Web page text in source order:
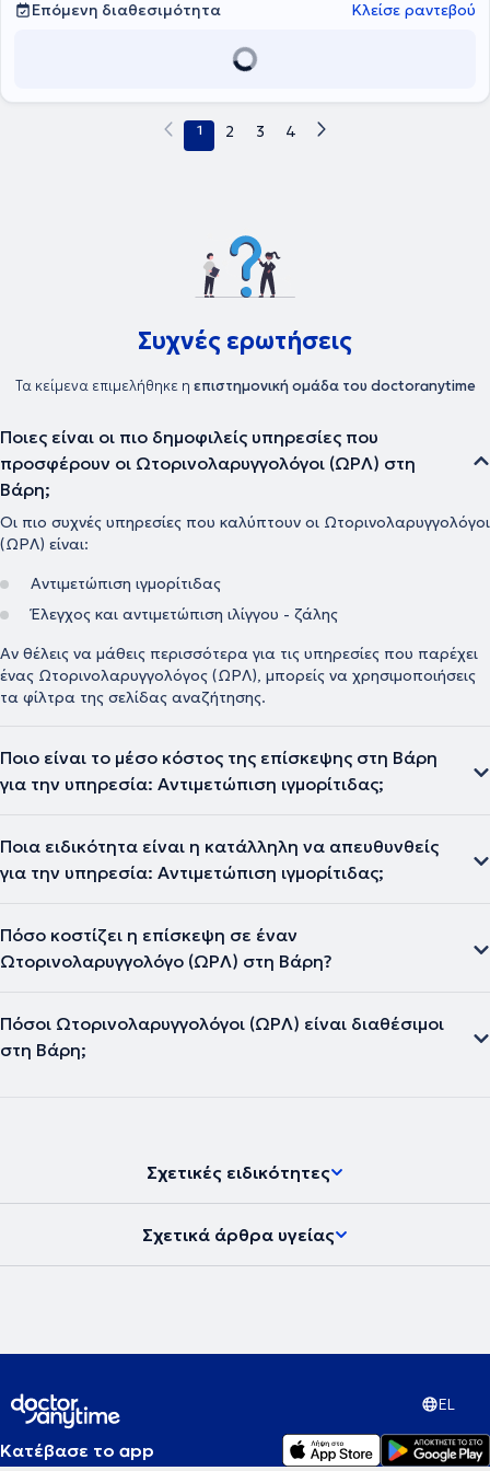
Επόμενη διαθεσιμότητα Κλείσε ραντεβού
1 2 3 4
Συχνές ερωτήσεις
Τα κείμενα επιμελήθηκε η επιστημονική ομάδα του doctoranytime
Ποιες είναι οι πιο δημοφιλείς υπηρεσίες που
προσφέρουν οι Ωτορινολαρυγγολόγοι (ΩΡΛ) στη
Βάρη;
Οι πιο συχνές υπηρεσίες που καλύπτουν οι Ωτορινολαρυγγολόγοι
(ΩΡΛ) είναι:
Αντιμετώπιση ιγμορίτιδας
Έλεγχος και αντιμετώπιση ιλίγγου - ζάλης
Αν θέλεις να μάθεις περισσότερα για τις υπηρεσίες που παρέχει
ένας Ωτορινολαρυγγολόγος (ΩΡΛ), μπορείς να χρησιμοποιήσεις
τα φίλτρα της σελίδας αναζήτησης.
Ποιο είναι το μέσο κόστος της επίσκεψης στη Βάρη
για την υπηρεσία: Αντιμετώπιση ιγμορίτιδας;
Ποια ειδικότητα είναι η κατάλληλη να απευθυνθείς
για την υπηρεσία: Αντιμετώπιση ιγμορίτιδας;
Πόσο κοστίζει η επίσκεψη σε έναν
Ωτορινολαρυγγολόγο (ΩΡΛ) στη Βάρη?
Πόσοι Ωτορινολαρυγγολόγοι (ΩΡΛ) είναι διαθέσιμοι
στη Βάρη;
Σχετικές ειδικότητες
Σχετικά άρθρα υγείας
EL
Κατέβασε το app